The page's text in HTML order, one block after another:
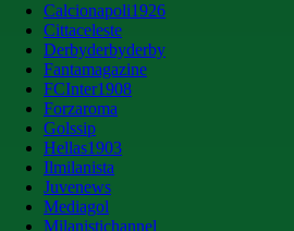
Calcionapoli1926
Cittaceleste
Derbyderbyderby
Fantamagazine
FCInter1908
Forzaroma
Golssip
Hellas1903
Ilmilanista
Juvenews
Mediagol
Milanistichannel